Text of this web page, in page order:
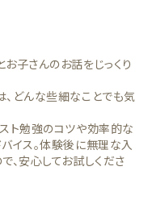
子さんのお話をじっくり
どんな些細なことでも気
ト勉強のコツや効率的な
イス。体験後に無理な入
、安心してお試しくださ